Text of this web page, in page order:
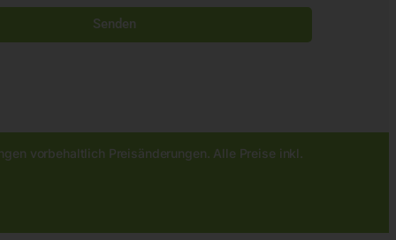
Senden
vorbehaltlich Preisänderungen. Alle Preise inkl.